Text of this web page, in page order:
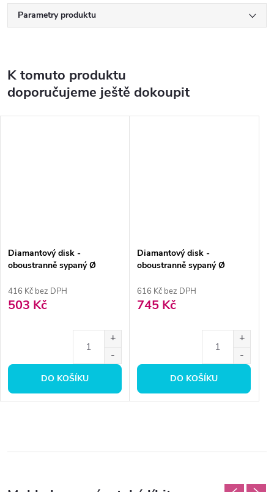
Parametry produktu
K tomuto produktu
doporučujeme ještě dokoupit
Diamantový disk -
oboustranně sypaný Ø
416 Kč bez DPH
503 Kč
DO KOŠÍKU
Diamantový disk -
oboustranně sypaný Ø
616 Kč bez DPH
745 Kč
DO KOŠÍKU